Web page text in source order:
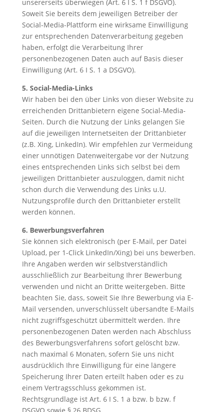
unsererseits überwiegen (Art. 6 I S. 1 f DSGVO).
Soweit Sie bereits dem jeweiligen Betreiber der
Social-Media-Plattform eine wirksame Einwilligung
zur entsprechenden Datenverarbeitung gegeben
haben, erfolgt die Verarbeitung Ihrer
personenbezogenen Daten auch auf Basis dieser
Einwilligung (Art. 6 I S. 1 a DSGVO).
5. Social-Media-Links
Wir haben bei den über Links von dieser Website zu
erreichenden Drittanbietern eigene Social-Media-
Seiten. Durch die Nutzung der Links gelangen Sie
auf die jeweiligen Internetseiten der Drittanbieter
(z.B. Xing, LinkedIn). Wir empfehlen zur Vermeidung
einer unnötigen Datenweitergabe vor der Nutzung
eines entsprechenden Links sich selbst bei dem
jeweiligen Drittanbieter auszuloggen, damit nicht
schon durch die Verwendung des Links u.U.
Nutzungsprofile durch den Drittanbieter erstellt
werden können.
6. Bewerbungsverfahren
Sie können sich elektronisch (per E-Mail, per Datei
Upload, per 1-Click LinkedIn/Xing) bei uns bewerben.
Ihre Angaben werden wir selbstverständlich
ausschließlich zur Bearbeitung Ihrer Bewerbung
verwenden und nicht an Dritte weitergeben. Bitte
beachten Sie, dass, soweit Sie Ihre Bewerbung via E-
Mail versenden, unverschlüsselt übersandte E-Mails
nicht zugriffsgeschützt übermittelt werden. Ihre
personenbezogenen Daten werden nach Abschluss
des Bewerbungsverfahrens sofort gelöscht bzw.
nach maximal 6 Monaten, sofern Sie uns nicht
ausdrücklich Ihre Einwilligung für eine längere
Speicherung Ihrer Daten erteilt haben oder es zu
einem Vertragsschluss gekommen ist.
Rechtsgrundlage ist Art. 6 I S. 1 a bzw. b bzw. f